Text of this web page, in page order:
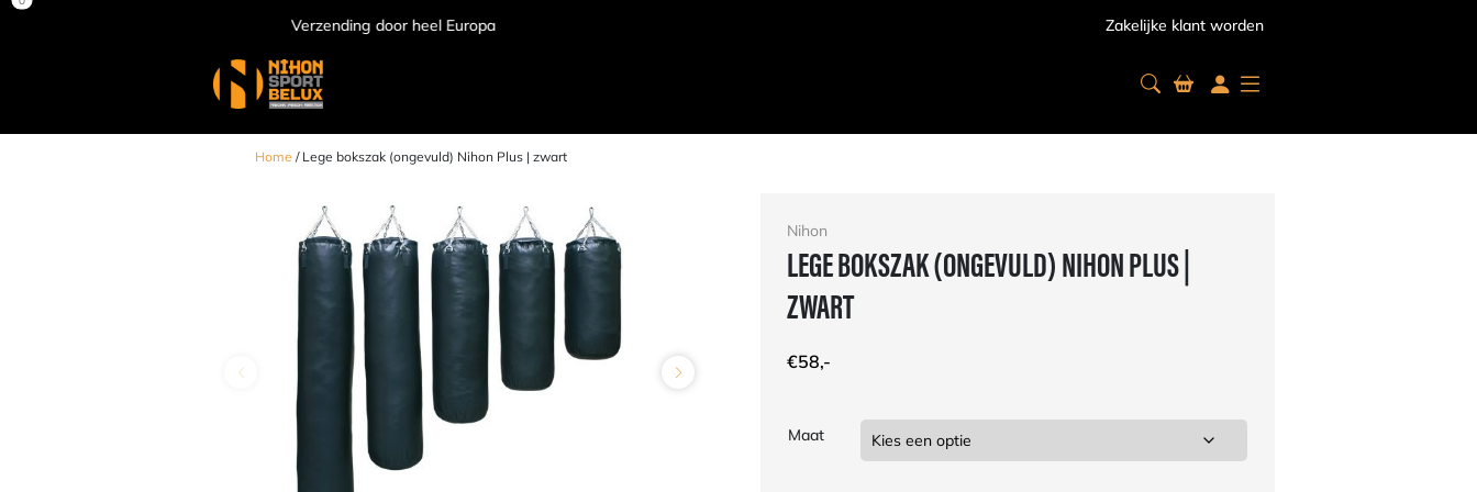
Verzending door heel Europa Zakelijke klant worden
Home / Lege bokszak (ongevuld) Nihon Plus | zwart
Nihon
LEGE BOKSZAK (ONGEVULD) NIHON PLUS |
ZWART
€58,-
Maat